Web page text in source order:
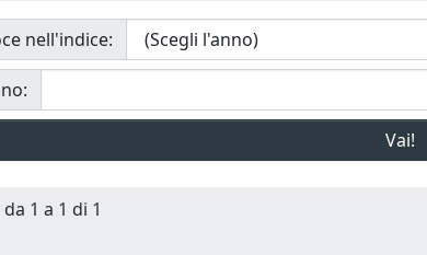
nell'indice:
1 a 1 di 1